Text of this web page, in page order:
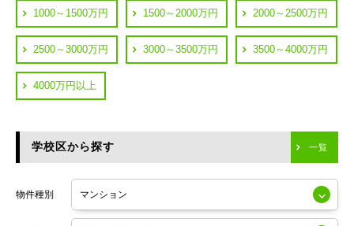
横浜市鶴見区
横浜市神奈川区
川崎市川崎区
川崎市中原区
川崎市高津区
都営浅草線
JR中央線
JR中央・総武線
東京メトロ日比谷線
小田急線
東京メトロ半蔵門線
1000～1500万円 1500～2000万円 2000～2500万円
2500～3000万円 3000～3500万円 3500～4000万円
4000万円以上
学校区から探す 一覧
物件種別